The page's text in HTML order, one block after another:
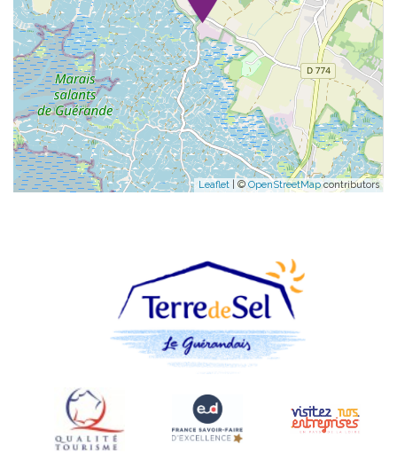
Leaflet | © OpenStreetMapcontributors